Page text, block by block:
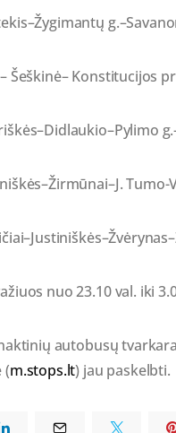
Šeškinė– Konstitucijos
nuo 23.10 val. iki
autobusų
(m.stops.lt) jau paskelbti.